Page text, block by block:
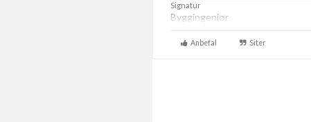
Signatur
Byggingeniør
Anbefal Siter